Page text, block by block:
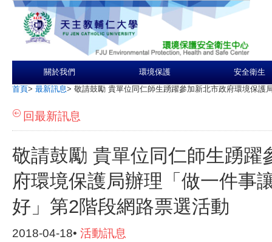
關於我們 環境保護 安全衛生
首頁> 最新訊息> 敬請鼓勵 貴單位同仁師生踴躍參加新北市政府環境保護
回最新訊息
敬請鼓勵 貴單位同仁師生踴躍
府環境保護局辦理「做一件事
好」第2階段網路票選活動
2018-04-18• 活動訊息